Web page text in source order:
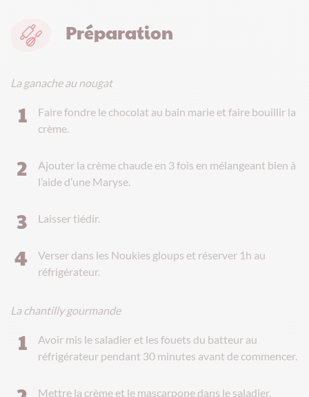
Préparation
La ganache au nougat
Faire fondre le chocolat au bain marie et faire bouillir la
crème.
Ajouter la crème chaude en 3 fois en mélangeant bien à
l’aide d’une Maryse.
Laisser tiédir.
Verser dans les Noukies gloups et réserver 1h au
réfrigérateur.
La chantilly gourmande
Avoir mis le saladier et les fouets du batteur au
réfrigérateur pendant 30 minutes avant de commencer.
Mettre la crème et le mascarpone dans le saladier.